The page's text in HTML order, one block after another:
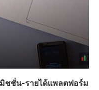
ชชั่น-รายได้แพลตฟอร์ม